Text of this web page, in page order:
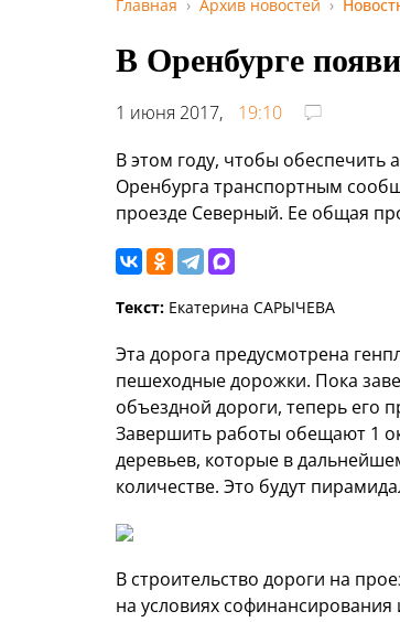
Главная Архив новостей
В Оренбурге
1 июня 2017,
19:10
В этом году, чтобы
Оренбурга транспортным
проезде Северный. Ее общая
Текст: Екатерина САРЫЧЕВА
Эта дорога предусмотрена
пешеходные дорожки. Пока
объездной дороги, теперь его
Завершить работы обещают 1
деревьев, которые в
количестве. Это будут
В строительство дороги на
на условиях